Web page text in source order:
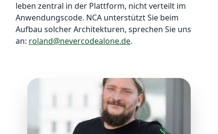
leben zentral in der Plattform, nicht verteilt im
Anwendungscode. NCA unterstützt Sie beim
Aufbau solcher Architekturen, sprechen Sie uns
an: roland@nevercodealone.de.